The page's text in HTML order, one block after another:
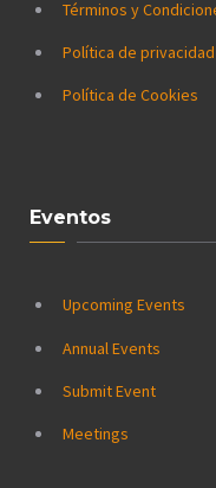
Términos y
Política de privacidad
Política de Cookies
Eventos
Upcoming Events
Annual Events
Submit Event
Meetings